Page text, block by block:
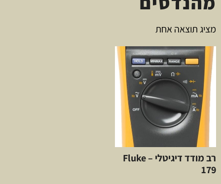
מציג תוצאה אחת
רב מודד דיגיטלי – Fluke
179